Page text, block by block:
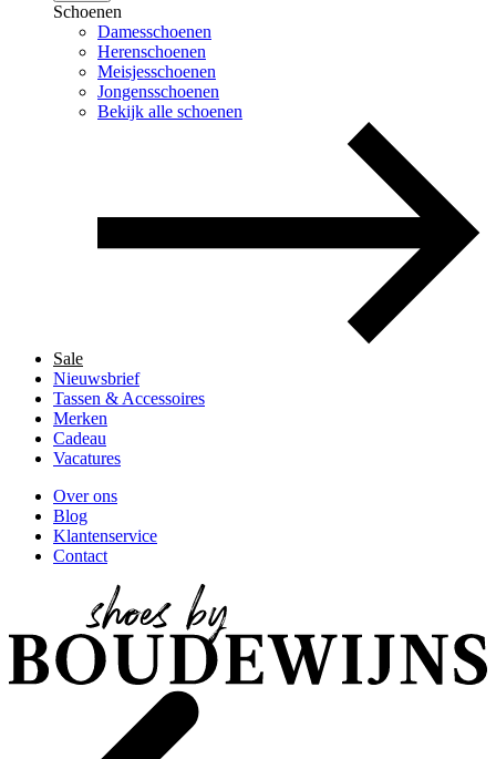
Schoenen
Damesschoenen
Herenschoenen
Meisjesschoenen
Jongensschoenen
Bekijk alle schoenen
Sale
Nieuwsbrief
Tassen & Accessoires
Merken
Cadeau
Vacatures
Over ons
Blog
Klantenservice
Contact